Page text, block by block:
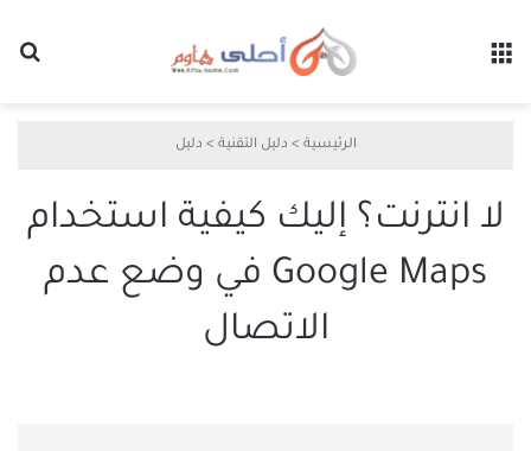
الرئيسية > دليل التقنية > دليل
لا انترنت؟ إليك كيفية استخدام
Google Maps في وضع عدم
الاتصال